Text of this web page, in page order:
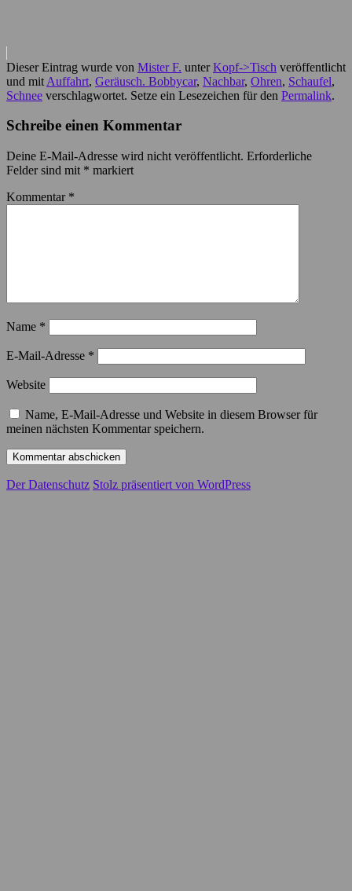
Dieser Eintrag wurde von Mister F. unterKopf->Tisch veröffentlicht
und mit Auffahrt, Geräusch. Bobbycar, Nachbar, Ohren, Schaufel,
Schnee verschlagwortet. Setze ein Lesezeichen für den Permalink.
Schreibe einen Kommentar
Deine E-Mail-Adresse wird nicht veröffentlicht. Erforderliche
Felder sind mit * markiert
Kommentar *
Name *
E-Mail-Adresse *
Website
Name, E-Mail-Adresse und Website in diesem Browser für
meinen nächsten Kommentar speichern.
Der Datenschutz Stolz präsentiert von WordPress